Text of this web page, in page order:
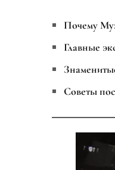
Почему
Главные
Советы